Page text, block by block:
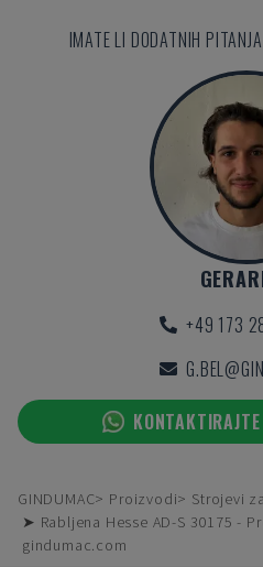
IMATE LI DODATNIH
+49 173
GINDUMAC Proizvodi
Strojevi
➤ Rabljena Hesse AD-S 30175 -
gindumac.com